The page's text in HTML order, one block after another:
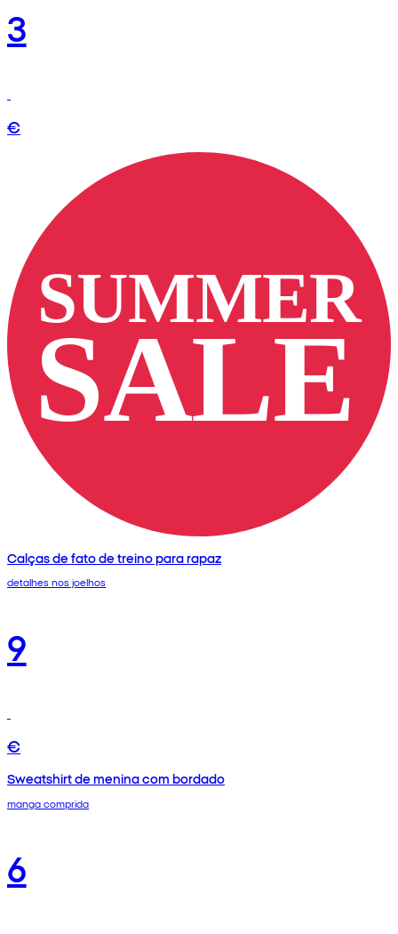
3
€
Calças de fato de treino para rapaz
detalhes nos joelhos
9
€
Sweatshirt de menina com bordado
manga comprida
6